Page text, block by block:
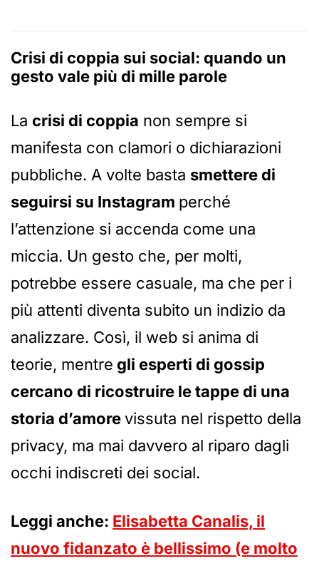
Crisi di coppia sui social: quando un
gesto vale più di mille parole
La crisi di coppia non sempre si
manifesta con clamori o dichiarazioni
pubbliche. A volte basta smettere di
seguirsi su Instagram perché
l’attenzione si accenda come una
miccia. Un gesto che, per molti,
potrebbe essere casuale, ma che per i
più attenti diventa subito un indizio da
analizzare. Così, il web si anima di
teorie, mentre gli esperti di gossip
cercano di ricostruire le tappe di una
storia d’amorevissuta nel rispetto della
privacy, ma mai davvero al riparo dagli
occhi indiscreti dei social.
Leggi anche: Elisabetta Canalis, il
nuovo fidanzato è bellissimo (e molto